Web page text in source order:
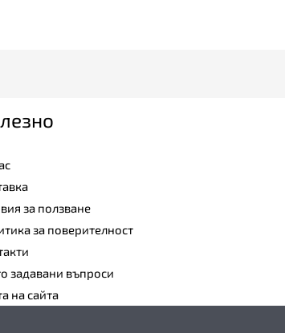
за ползване
за поверителност
задавани въпроси
на сайта